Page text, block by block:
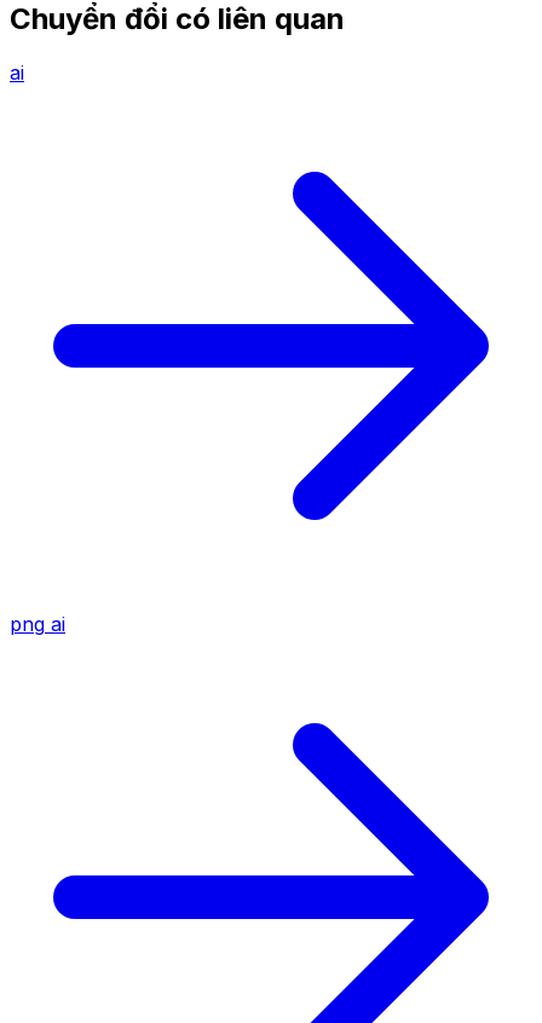
Chuyển đổi có liên quan
ai
png ai